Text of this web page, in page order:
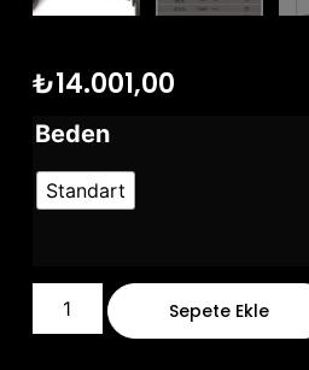
₺14.001,00
Beden
Standart
Sepete Ekle